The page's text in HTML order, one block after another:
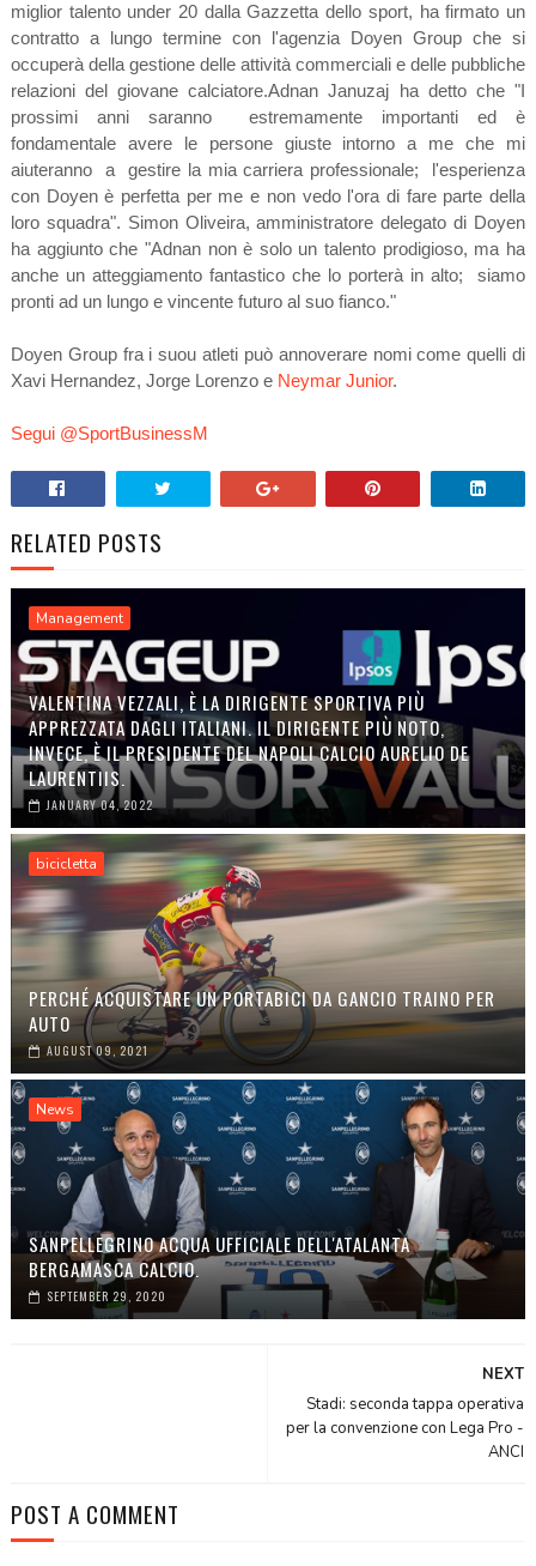
miglior talento under 20 dalla Gazzetta dello sport, ha firmato un
contratto a lungo termine con l'agenzia Doyen Group che si
occuperà della gestione delle attività commerciali e delle pubbliche
relazioni del giovane calciatore.Adnan Januzaj ha detto che "I
prossimi anni saranno estremamente importanti ed è
fondamentale avere le persone giuste intorno a me che mi
aiuteranno a gestire la mia carriera professionale; l'esperienza
con Doyen è perfetta per me e non vedo l'ora di fare parte della
loro squadra". Simon Oliveira, amministratore delegato di Doyen
ha aggiunto che "Adnan non è solo un talento prodigioso, ma ha
anche un atteggiamento fantastico che lo porterà in alto; siamo
pronti ad un lungo e vincente futuro al suo fianco."
Doyen Group fra i suou atleti può annoverare nomi come quelli di
Xavi Hernandez, Jorge Lorenzo e Neymar Junior.
Segui @SportBusinessM
RELATED POSTS
Management
VALENTINA VEZZALI, È LA DIRIGENTE SPORTIVA PIÙ
APPREZZATA DAGLI ITALIANI. IL DIRIGENTE PIÙ NOTO,
INVECE, È IL PRESIDENTE DEL NAPOLI CALCIO AURELIO DE
LAURENTIIS.
JANUARY 04, 2022
bicicletta
PERCHÉ ACQUISTARE UN PORTABICI DA GANCIO TRAINO PER
AUTO
AUGUST 09, 2021
News
SANPELLEGRINO ACQUA UFFICIALE DELL'ATALANTA
BERGAMASCA CALCIO.
SEPTEMBER 29, 2020
NEXT
Stadi: seconda tappa operativa
per la convenzione con Lega Pro -
ANCI
POST A COMMENT